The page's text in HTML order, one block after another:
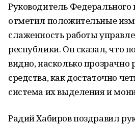
Руководитель Федерального
отметил положительные
слаженность работы
республики. Он сказал, что
видно, насколько прозрачно
средства, как достаточно
система их выделения и
Радий Хабиров поздравил